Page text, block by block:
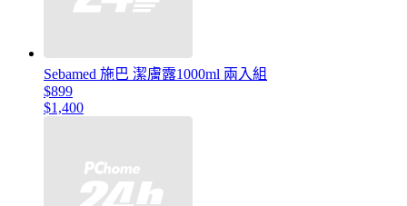
Sebamed 施巴 潔膚露1000ml 兩入組
$899
$1,400